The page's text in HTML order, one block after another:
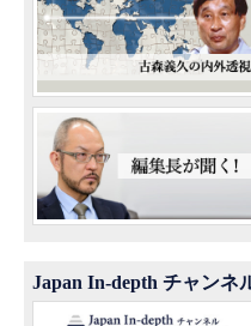
Japan In-depth チャンネ